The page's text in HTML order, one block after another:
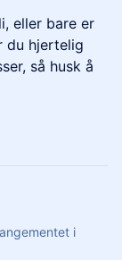
eller bare er
du hjertelig
så husk å
i